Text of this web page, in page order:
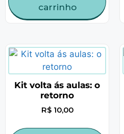
carrinho
Kit volta ás aulas: o
retorno
R$10,00